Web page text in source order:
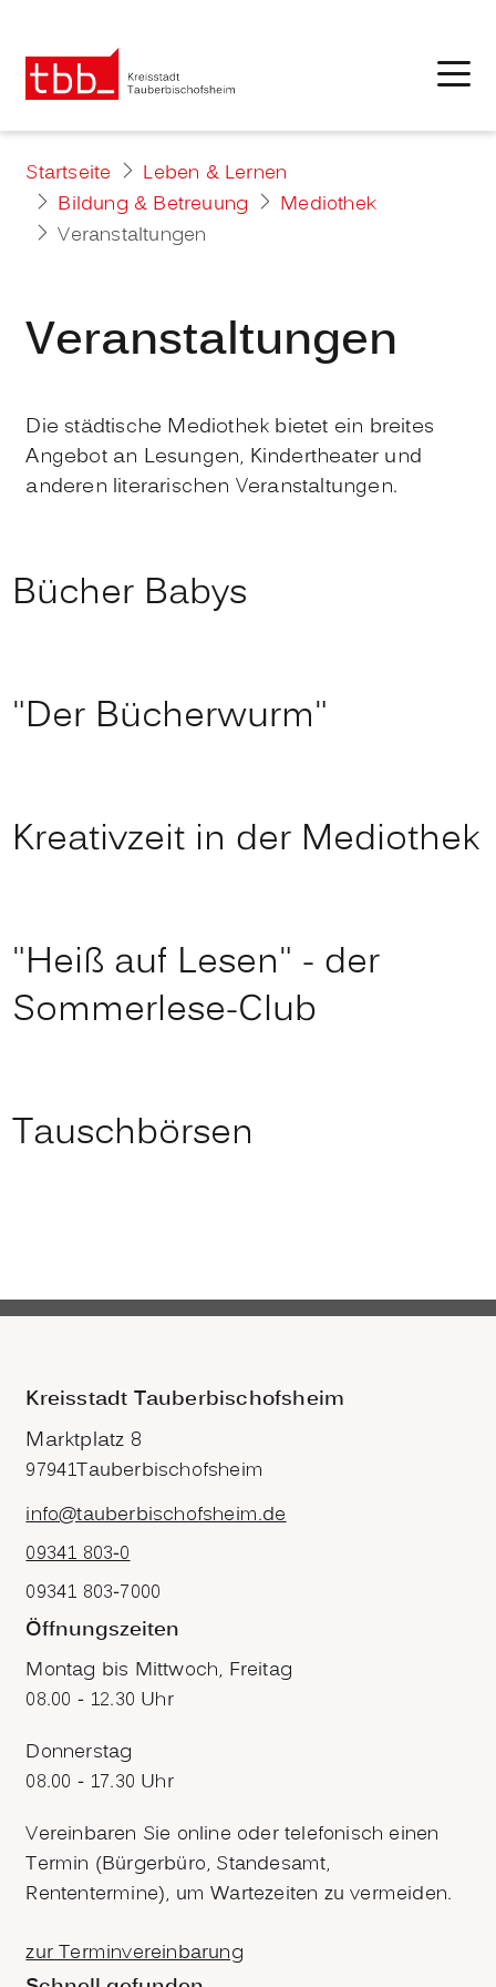
Startseite
Leben & Lernen
Bildung & Betreuung
Mediothek
Veranstaltungen
Veranstaltungen
Die städtische Mediothek bietet ein breites
Angebot an Lesungen, Kindertheater und
anderen literarischen Veranstaltungen.
Bücher Babys
"Der Bücherwurm"
Kreativzeit in der Mediothek
"Heiß auf Lesen" - der
Sommerlese-Club
Tauschbörsen
Kreisstadt Tauberbischofsheim
Marktplatz 8
97941Tauberbischofsheim
info@tauberbischofsheim.de
09341 803-0
09341 803-7000
Öffnungszeiten
Montag bis Mittwoch, Freitag
08.00 - 12.30 Uhr
Donnerstag
08.00 - 17.30 Uhr
Vereinbaren Sie online oder telefonisch einen
Termin (Bürgerbüro, Standesamt,
Rententermine), um Wartezeiten zu vermeiden.
zur Terminvereinbarung